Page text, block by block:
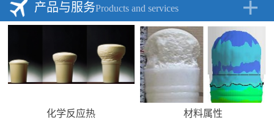
产品与服务Products and services
化学反应热 材料属性